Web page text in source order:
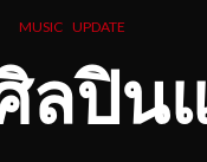
MUSIC UPDATE
ลปิน